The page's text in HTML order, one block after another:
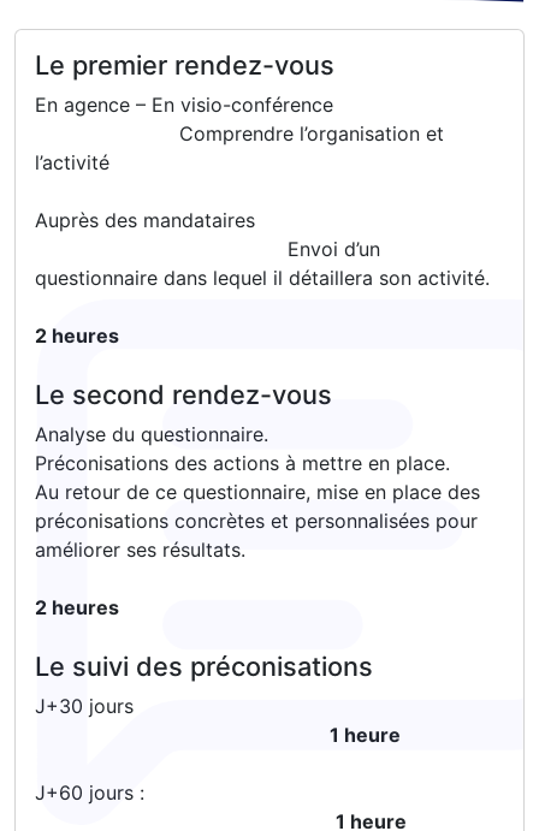
Le premier rendez-vous
En agence – En visio-conférence
Comprendre l’organisation et
l’activité
Auprès des mandataires
Envoi d’un
questionnaire dans lequel il détaillera son activité.
2 heures
Le second rendez-vous
Analyse du questionnaire.
Préconisations des actions à mettre en place.
Au retour de ce questionnaire, mise en place des
préconisations concrètes et personnalisées pour
améliorer ses résultats.
2 heures
Le suivi des préconisations
J+30 jours
1 heure
J+60 jours :
1 heure